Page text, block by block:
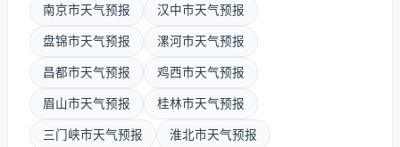
南京市天气预报 汉中市天气预报
盘锦市天气预报 漯河市天气预报
昌都市天气预报 鸡西市天气预报
眉山市天气预报 桂林市天气预报
三门峡市天气预报 淮北市天气预报